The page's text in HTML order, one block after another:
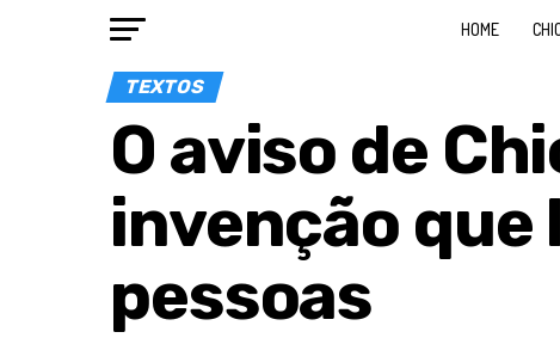
HOME
TEXTOS
O aviso de
invenção que
pessoas